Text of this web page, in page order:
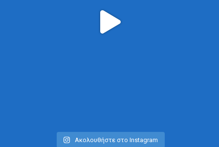
Ακολουθήστε στο Instagram